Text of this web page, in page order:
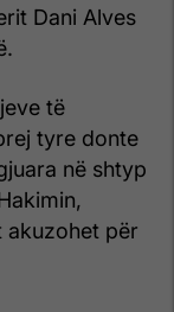
Dani Alves
të
tyre donte
në shtyp
akuzohet për